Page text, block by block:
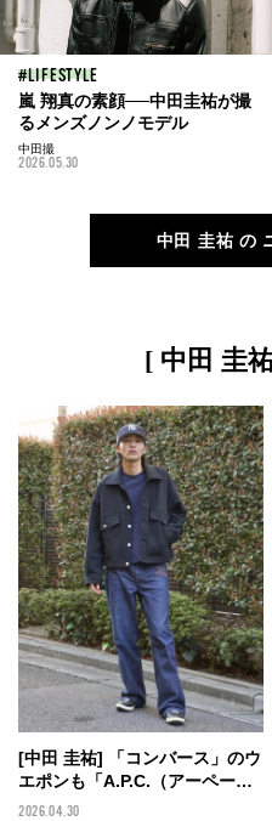
LIFESTYLE
嵐 翔真の素顔──中田圭祐が撮
るメンズノンノモデル
中田撮
2026.05.30
中田 圭祐 の
[ 中田 圭
[中田 圭祐] 「コンバース」のウ
エポンも「A.P.C.（アーペーセ
ー）」の特別なデニムもエイジ
2026.04.30